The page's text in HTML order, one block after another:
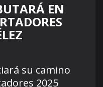
EN
su camino
2025